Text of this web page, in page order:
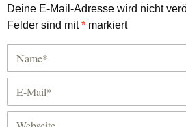
Deine E-Mail-Adresse wird nicht
Felder sind mit* markiert